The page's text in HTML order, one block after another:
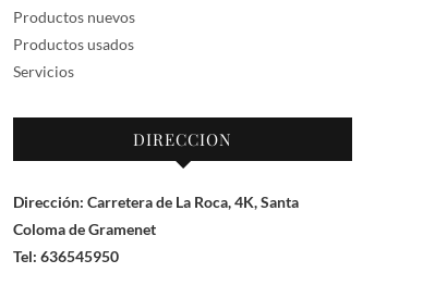
Productos nuevos
Productos usados
Servicios
DIRECCION
Dirección: Carretera de La Roca, 4K, Santa
Coloma de Gramenet
Tel: 636545950